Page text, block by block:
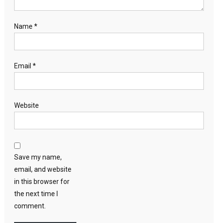
Name *
Email *
Website
Save my name,
email, and website
in this browser for
the next time I
comment.